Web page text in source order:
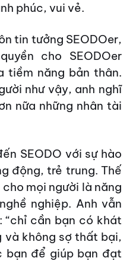
phúc, vui vẻ.
tin tưởng SEODOer,
cho SEODOer
năng bản thân.
như vậy, anh nghĩ
nữa những nhân tài
SEODO với sự hào
động, trẻ trung. Thế
mọi người là năng
nghiệp. Anh vẫn
“chỉ cần bạn có khát
và không sợ thất bại,
bạn để giúp bạn đạt